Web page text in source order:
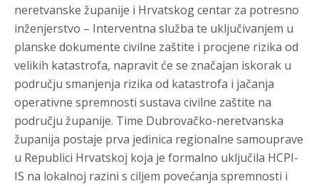
neretvanske županije i Hrvatskog centar za potresno
inženjerstvo – Interventna služba te uključivanjem u
planske dokumente civilne zaštite i procjene rizika od
velikih katastrofa, napravit će se značajan iskorak u
području smanjenja rizika od katastrofa i jačanja
operativne spremnosti sustava civilne zaštite na
području županije. Time Dubrovačko-neretvanska
županija postaje prva jedinica regionalne samouprave
u Republici Hrvatskoj koja je formalno uključila HCPI-
IS na lokalnoj razini s ciljem povećanja spremnosti i